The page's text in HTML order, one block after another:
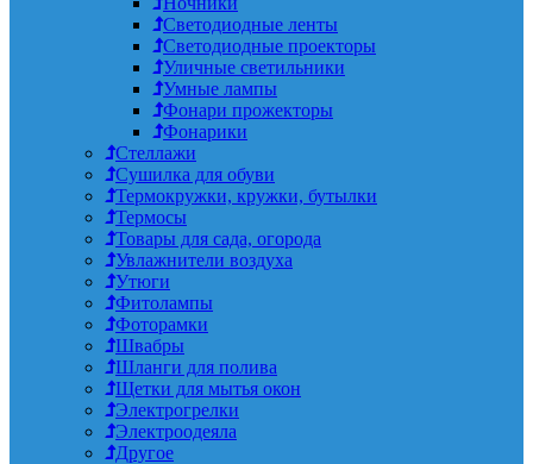
Светодиодные ленты
Светодиодные проекторы
Уличные светильники
Умные лампы
Фонари прожекторы
Фонарики
Стеллажи
Сушилка для обуви
Термокружки, кружки, бутылки
Термосы
Товары для сада, огорода
Увлажнители воздуха
Утюги
Фитолампы
Фоторамки
Швабры
Шланги для полива
Щетки для мытья окон
Электрогрелки
Электроодеяла
Другое